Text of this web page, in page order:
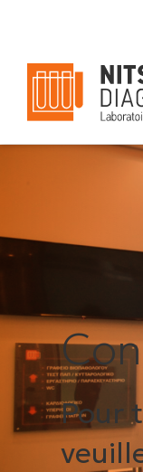
Pour